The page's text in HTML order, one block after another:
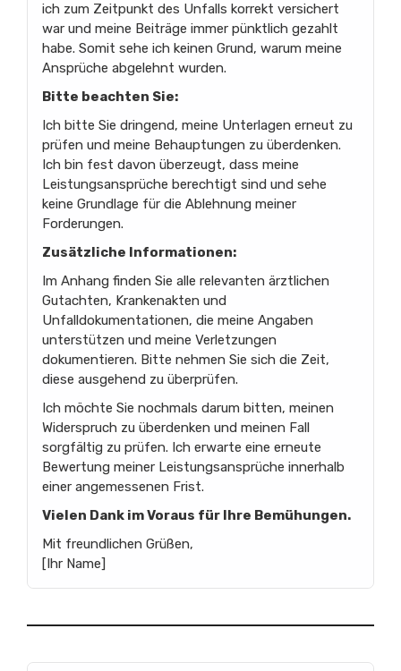
ich zum Zeitpunkt des Unfalls korrekt versichert
war und meine Beiträge immer pünktlich gezahlt
habe. Somit sehe ich keinen Grund, warum meine
Ansprüche abgelehnt wurden.
Bitte beachten Sie:
Ich bitte Sie dringend, meine Unterlagen erneut zu
prüfen und meine Behauptungen zu überdenken.
Ich bin fest davon überzeugt, dass meine
Leistungsansprüche berechtigt sind und sehe
keine Grundlage für die Ablehnung meiner
Forderungen.
Zusätzliche Informationen:
Im Anhang finden Sie alle relevanten ärztlichen
Gutachten, Krankenakten und
Unfalldokumentationen, die meine Angaben
unterstützen und meine Verletzungen
dokumentieren. Bitte nehmen Sie sich die Zeit,
diese ausgehend zu überprüfen.
Ich möchte Sie nochmals darum bitten, meinen
Widerspruch zu überdenken und meinen Fall
sorgfältig zu prüfen. Ich erwarte eine erneute
Bewertung meiner Leistungsansprüche innerhalb
einer angemessenen Frist.
Vielen Dank im Voraus für Ihre Bemühungen.
Mit freundlichen Grüßen,
[Ihr Name]